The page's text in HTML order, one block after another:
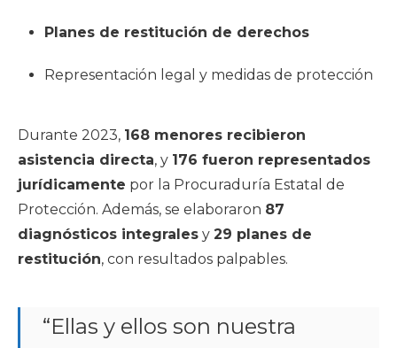
Planes de restitución de derechos
Representación legal y medidas de protección
Durante 2023, 168 menores recibieron
asistencia directa, y 176 fueron representados
jurídicamente por la Procuraduría Estatal de
Protección. Además, se elaboraron 87
diagnósticos integrales y 29 planes de
restitución, con resultados palpables.
“Ellas y ellos son nuestra